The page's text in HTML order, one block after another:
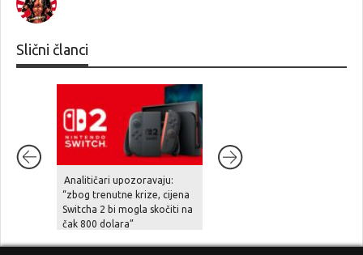
Slični članci
Analitičari upozoravaju:
“zbog trenutne krize, cijena
Switcha 2 bi mogla skočiti na
čak 800 dolara”